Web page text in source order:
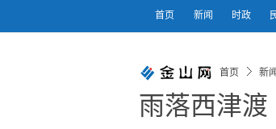
首页 新闻 时政
首页 新
雨落西津